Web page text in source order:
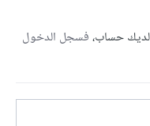
لديك حساب،فسجل الدخول